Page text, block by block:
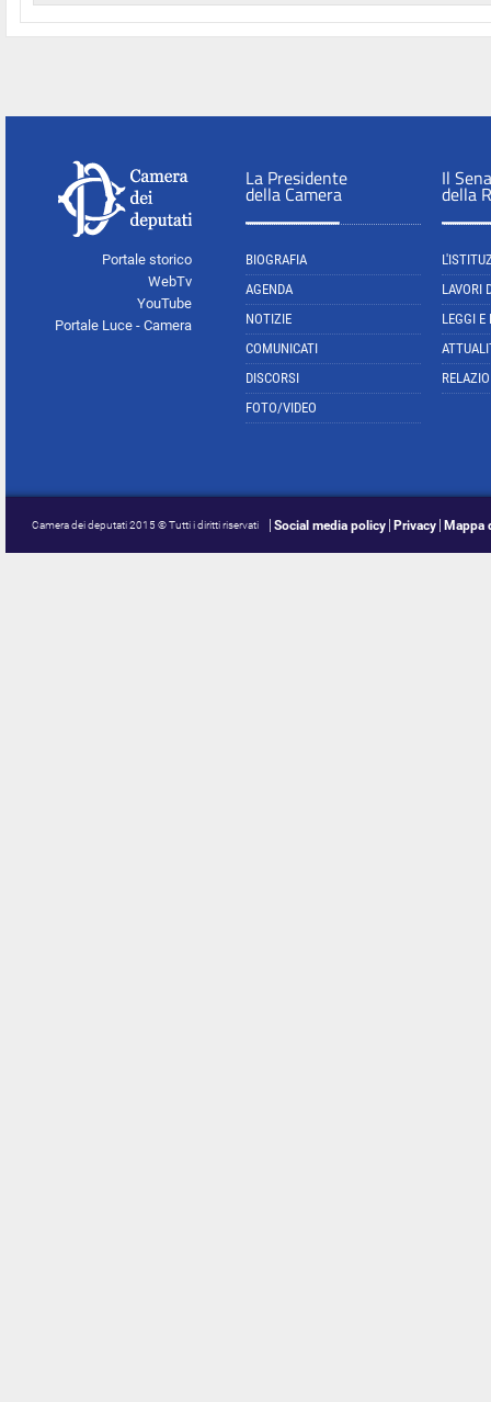
Portale storico
WebTv
YouTube
Portale Luce - Camera
La Presidente
della Camera
BIOGRAFIA
AGENDA
NOTIZIE
COMUNICATI
DISCORSI
FOTO/VIDEO
Il
della
LAVORI
LEGGI E
Camera dei deputati 2015 © Tutti i diritti riservati Social media policy Privacy Mappa